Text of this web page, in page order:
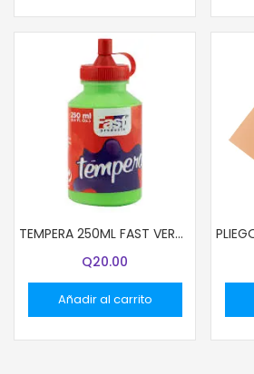
TEMPERA 250ML FAST VERDE LIMA
Q20.00
Añadir al carrito